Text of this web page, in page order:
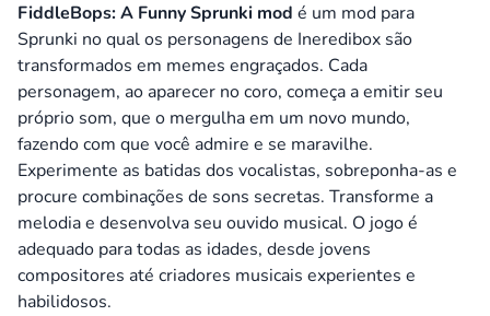
FiddleBops: A Funny Sprunki mod é um mod para
Sprunki no qual os personagens de Ineredibox são
transformados em memes engraçados. Cada
personagem, ao aparecer no coro, começa a emitir seu
próprio som, que o mergulha em um novo mundo,
fazendo com que você admire e se maravilhe.
Experimente as batidas dos vocalistas, sobreponha-as e
procure combinações de sons secretas. Transforme a
melodia e desenvolva seu ouvido musical. O jogo é
adequado para todas as idades, desde jovens
compositores até criadores musicais experientes e
habilidosos.